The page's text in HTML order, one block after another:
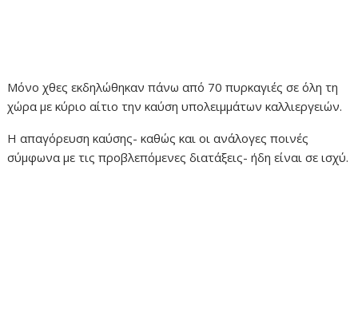
Μόνο χθες εκδηλώθηκαν πάνω από 70 πυρκαγιές σε όλη τη
χώρα με κύριο αίτιο την καύση υπολειμμάτων καλλιεργειών.
Η απαγόρευση καύσης- καθώς και οι ανάλογες ποινές
σύμφωνα με τις προβλεπόμενες διατάξεις- ήδη είναι σε ισχύ.